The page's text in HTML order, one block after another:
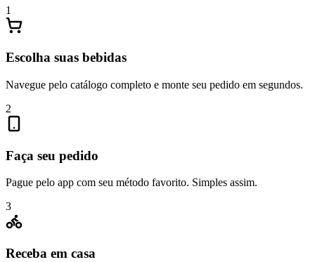
1
Escolha suas bebidas
Navegue pelo catálogo completo e monte seu pedido em segundos.
2
Faça seu pedido
Pague pelo app com seu método favorito. Simples assim.
3
Receba em casa